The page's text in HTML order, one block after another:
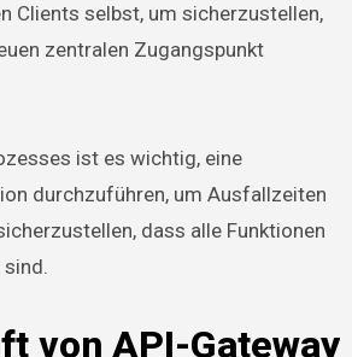
Clients selbst, um sicherzustellen,
zentralen Zugangspunkt
ist es wichtig, eine
durchzuführen, um Ausfallzeiten
dass alle Funktionen
von API-Gateway